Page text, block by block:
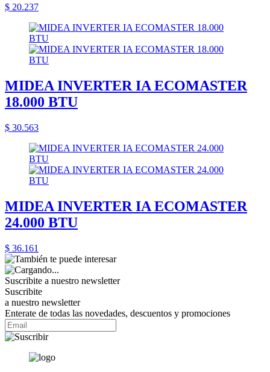
$ 20.237
MIDEA INVERTER IA ECOMASTER
18.000 BTU
$ 30.563
MIDEA INVERTER IA ECOMASTER
24.000 BTU
$ 36.161
Suscribite a nuestro newsletter
Suscribite
a nuestro newsletter
Enterate de todas las novedades, descuentos y promociones